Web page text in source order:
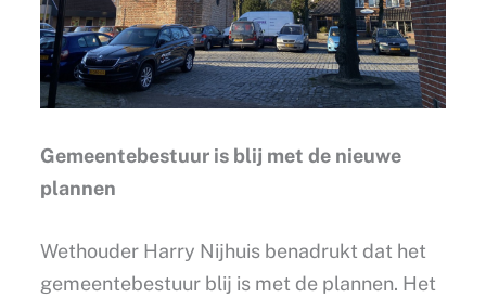
Gemeentebestuur is blij met de nieuwe
plannen
Wethouder Harry Nijhuis benadrukt dat het
gemeentebestuur blij is met de plannen. Het